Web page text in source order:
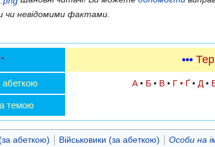
невідомими фактами.
* •••
абеткою А• Б• В• Г • Ґ• Д•
темою
абеткою) Військовики (за абеткою) Особи на